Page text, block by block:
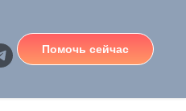
Помочь сейчас